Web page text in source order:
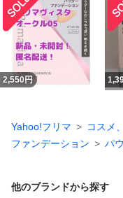
2,550円
Yahoo!フリマ コスメ
ファンデーション
パ
他のブランドから探す